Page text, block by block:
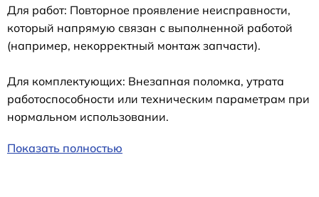
Для работ: Повторное проявление неисправности,
который напрямую связан с выполненной работой
(например, некорректный монтаж запчасти).
Для комплектующих: Внезапная поломка, утрата
работоспособности или техническим параметрам при
нормальном использовании.
Показать полностью